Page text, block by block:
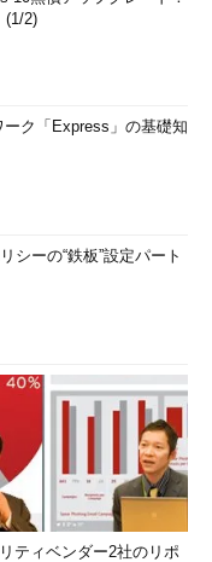
(1/2)
ク「Express」の基礎知
シーの“鉄板”設定パート
ティベンダー2社のリポ